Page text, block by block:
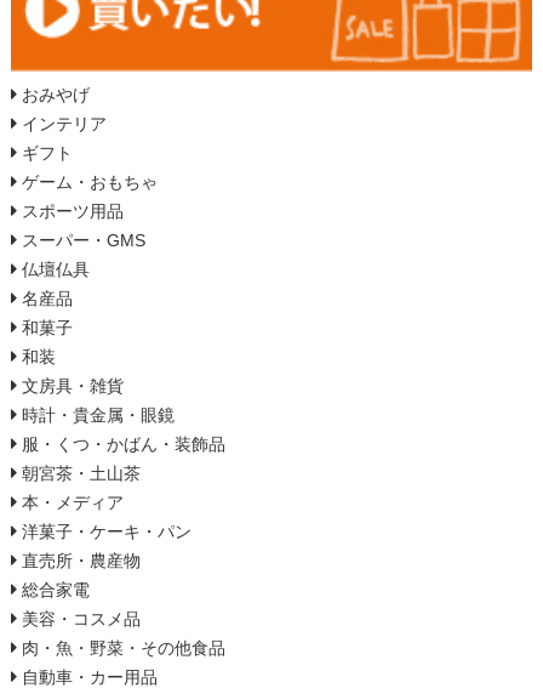
おみやげ
インテリア
ギフト
ゲーム・おもちゃ
スポーツ用品
スーパー・GMS
仏壇仏具
名産品
和菓子
和装
文房具・雑貨
時計・貴金属・眼鏡
服・くつ・かばん・装飾品
朝宮茶・土山茶
本・メディア
洋菓子・ケーキ・パン
直売所・農産物
総合家電
美容・コスメ品
肉・魚・野菜・その他食品
自動車・カー用品